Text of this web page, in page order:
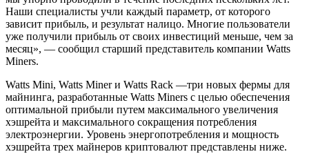
Наши специалисты учли каждый параметр, от которого
зависит прибыль, и результат налицо. Многие пользователи
уже получили прибыль от своих инвестиций меньше, чем за
месяц», — сообщил старший представитель компании Watts
Miners.
Watts Mini, Watts Miner и Watts Rack —три новых фермы для
майнинга, разработанные Watts Miners с целью обеспечения
оптимальной прибыли путем максимального увеличения
хэшрейта и максимального сокращения потребления
электроэнергии. Уровень энергопотребления и мощность
хэшрейта трех майнеров криптовалют представлены ниже.